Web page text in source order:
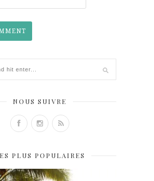
NOUS SUIVRE
PLUS POPULAIRES